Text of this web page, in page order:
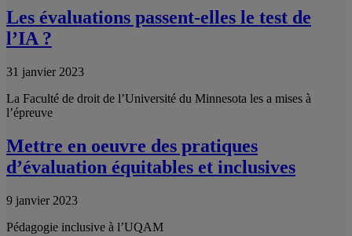
Les évaluations passent-elles le test de
l’IA ?
31 janvier 2023
La Faculté de droit de l’Université du Minnesota les a mises à
l’épreuve
Mettre en oeuvre des pratiques
d’évaluation équitables et inclusives
9 janvier 2023
Pédagogie inclusive à l’UQAM